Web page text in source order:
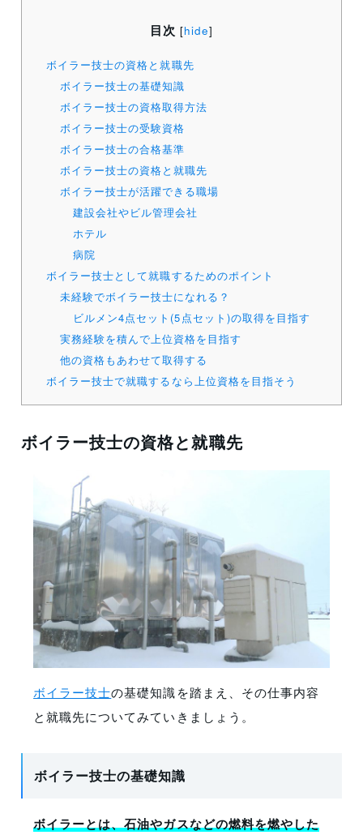
目次 [hide]
ボイラー技士の資格と就職先
ボイラー技士の基礎知識
ボイラー技士の資格取得方法
ボイラー技士の受験資格
ボイラー技士の合格基準
ボイラー技士の資格と就職先
ボイラー技士が活躍できる職場
建設会社やビル管理会社
ホテル
病院
ボイラー技士として就職するためのポイント
未経験でボイラー技士になれる？
ビルメン4点セット(5点セット)の取得を目指す
実務経験を積んで上位資格を目指す
他の資格もあわせて取得する
ボイラー技士で就職するなら上位資格を目指そう
ボイラー技士の資格と就職先
ボイラー技士の基礎知識を踏まえ、その仕事内容
と就職先についてみていきましょう。
ボイラー技士の基礎知識
ボイラーとは、石油やガスなどの燃料を燃やした